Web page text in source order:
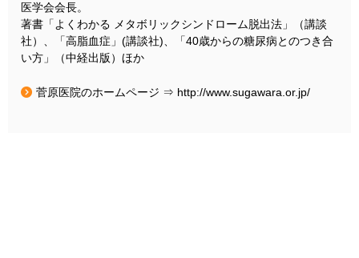
医学会会長。
著書「よくわかる メタボリックシンドローム脱出法」（講談
社）、「高脂血症」(講談社)、「40歳からの糖尿病とのつき合
い方」（中経出版）ほか
菅原医院のホームページ ⇒ http://www.sugawara.or.jp/